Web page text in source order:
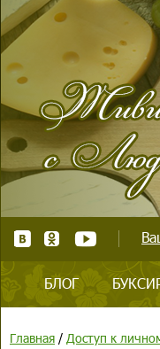
БЛОГ
Главная / Доступ к